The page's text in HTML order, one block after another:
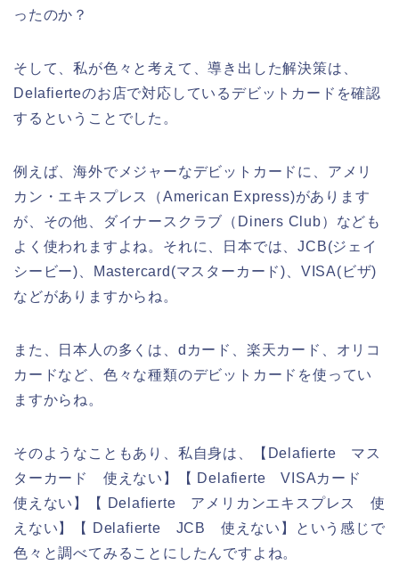
ったのか？
そして、私が色々と考えて、導き出した解決策は、
Delafierteのお店で対応しているデビットカードを確認
するということでした。
例えば、海外でメジャーなデビットカードに、アメリ
カン・エキスプレス（American Express)があります
が、その他、ダイナースクラブ（Diners Club）なども
よく使われますよね。それに、日本では、JCB(ジェイ
シービー)、Mastercard(マスターカード)、VISA(ビザ)
などがありますからね。
また、日本人の多くは、dカード、楽天カード、オリコ
カードなど、色々な種類のデビットカードを使ってい
ますからね。
そのようなこともあり、私自身は、【Delafierte マス
ターカード 使えない】【 Delafierte VISAカード
使えない】【 Delafierte アメリカンエキスプレス 使
えない】【 Delafierte JCB 使えない】という感じで
色々と調べてみることにしたんですよね。